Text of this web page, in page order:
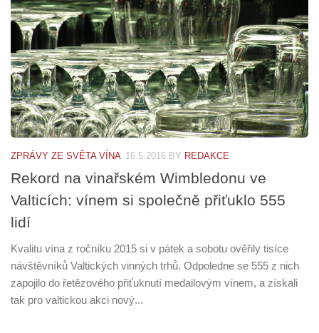
ZPRÁVY ZE SVĚTA VÍNA 16.5.2016 BY REDAKCE
Rekord na vinařském Wimbledonu ve
Valticích: vínem si společně přiťuklo 555
lidí
Kvalitu vína z ročníku 2015 si v pátek a sobotu ověřily tisíce
návštěvníků Valtických vinných trhů. Odpoledne se 555 z nich
zapojilo do řetězového přiťuknutí medailovým vínem, a získali
tak pro valtickou akci nový...